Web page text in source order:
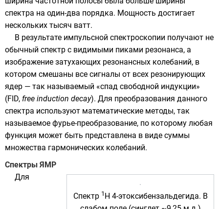
спектра на один-два порядка. Мощность достигает
нескольких тысяч ватт.
В результате импульсной спектроскопии получают не
обычный спектр с видимыми пиками резонанса, а
изображение затухающих резонансных колебаний, в
котором смешаны все сигналы от всех резонирующих
ядер — так называемый «спад свободной индукции»
(FID, free induction decay). Для преобразования данного
спектра используют математические методы, так
называемое фурье-преобразование, по которому любая
функция может быть представлена в виде суммы
множества гармонических колебаний.
Спектры ЯМР
Спектр 1 H 4-этоксибензальдегида. В
Для